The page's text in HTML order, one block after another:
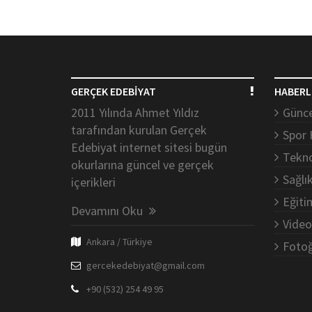
GERÇEK EDEBİYAT
2011 Yılında Ahmet Yıldız
tarafından kurulan Gerçek
Edebiyat internet sitesi bugün
okurlarına güncel ve gerçek
içerikleri
Devamını Oku
Ankara / Türkiye
gercekedebiyat@gmail.com
+90 (532) 254 49 95
Spor